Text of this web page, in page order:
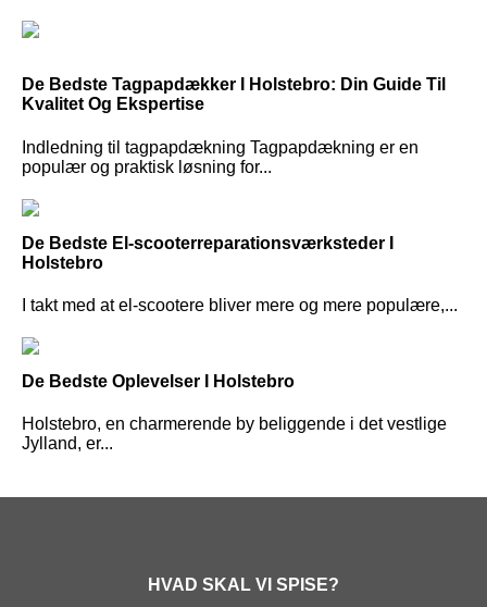
De Bedste Tagpapdækker I Holstebro: Din Guide Til
Kvalitet Og Ekspertise
Indledning til tagpapdækning Tagpapdækning er en
populær og praktisk løsning for...
De Bedste El-scooterreparationsværksteder I
Holstebro
I takt med at el-scootere bliver mere og mere populære,...
De Bedste Oplevelser I Holstebro
Holstebro, en charmerende by beliggende i det vestlige
Jylland, er...
HVAD SKAL VI SPISE?